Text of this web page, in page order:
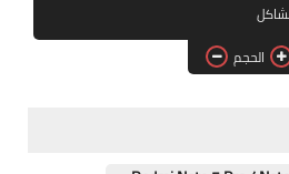
ويندوزالحجم